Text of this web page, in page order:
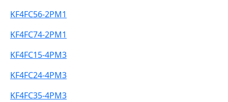
KF4FC56-2PM1
KF4FC74-2PM1
KF4FC15-4PM3
KF4FC24-4PM3
KF4FC35-4PM3